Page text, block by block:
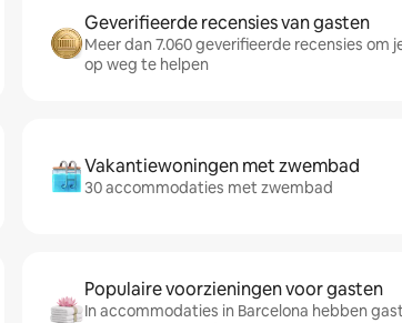
Geverifieerde recensies van gasten
Meer dan 7.060 geverifieerde recensies om
op weg te helpen
Vakantiewoningen met zwembad
30 accommodaties met zwembad
Populaire voorzieningen voor gasten
In accommodaties in Barcelona hebben